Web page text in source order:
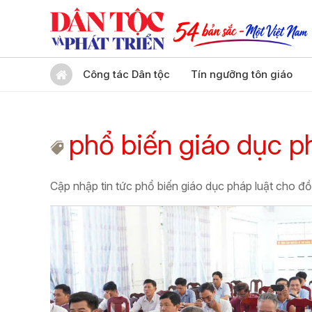
Công tác Dân tộc Tín ngưỡng tôn giáo
phổ biến giáo dục
Cập nhập tin tức phổ biến giáo dục pháp luật cho